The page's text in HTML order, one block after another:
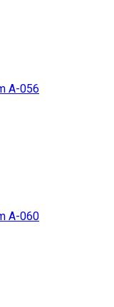
A-056
A-060